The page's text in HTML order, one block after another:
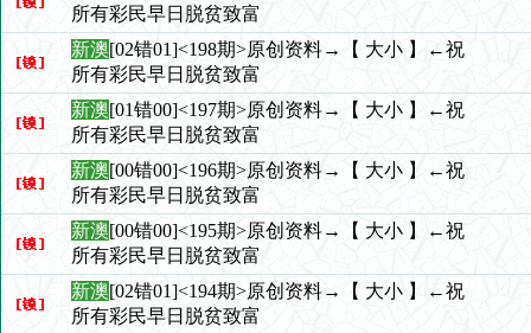
所有彩民早日脱贫致富
新澳[02错01]<198期>原创资料→【 大小 】←祝
所有彩民早日脱贫致富
新澳[01错00]<197期>原创资料→【 大小 】←祝
所有彩民早日脱贫致富
新澳[00错00]<196期>原创资料→【 大小 】←祝
所有彩民早日脱贫致富
新澳[00错00]<195期>原创资料→【 大小 】←祝
所有彩民早日脱贫致富
新澳[02错01]<194期>原创资料→【 大小 】←祝
所有彩民早日脱贫致富